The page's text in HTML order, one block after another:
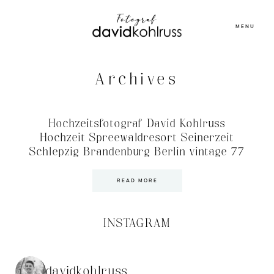
MENU
Archives
Hochzeitsfotograf David Kohlruss
Hochzeit Spreewaldresort Seinerzeit
Schlepzig Brandenburg Berlin vintage 77
READ MORE
INSTAGRAM
davidkohlruss